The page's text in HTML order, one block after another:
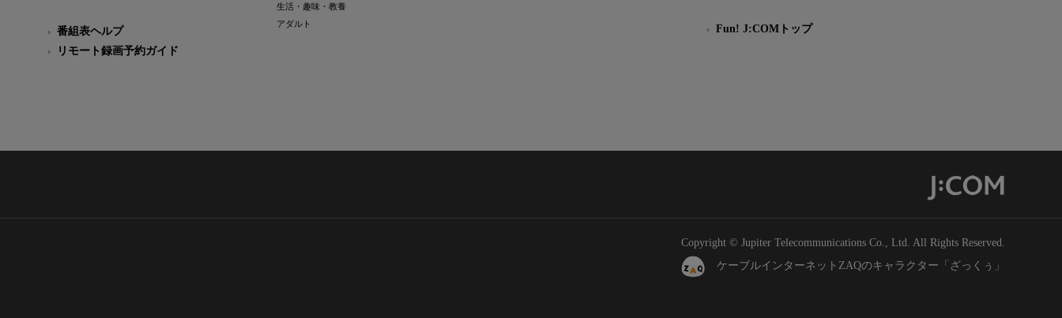
番組表ヘルプ
リモート録画予約ガイド
生活・趣味・教養
アダルト
Fun! J:COMトップ
Copyright © Jupiter Telecommunications Co., Ltd. All Rights Reserved.
ケーブルインターネットZAQのキャラクター「ざっくぅ」